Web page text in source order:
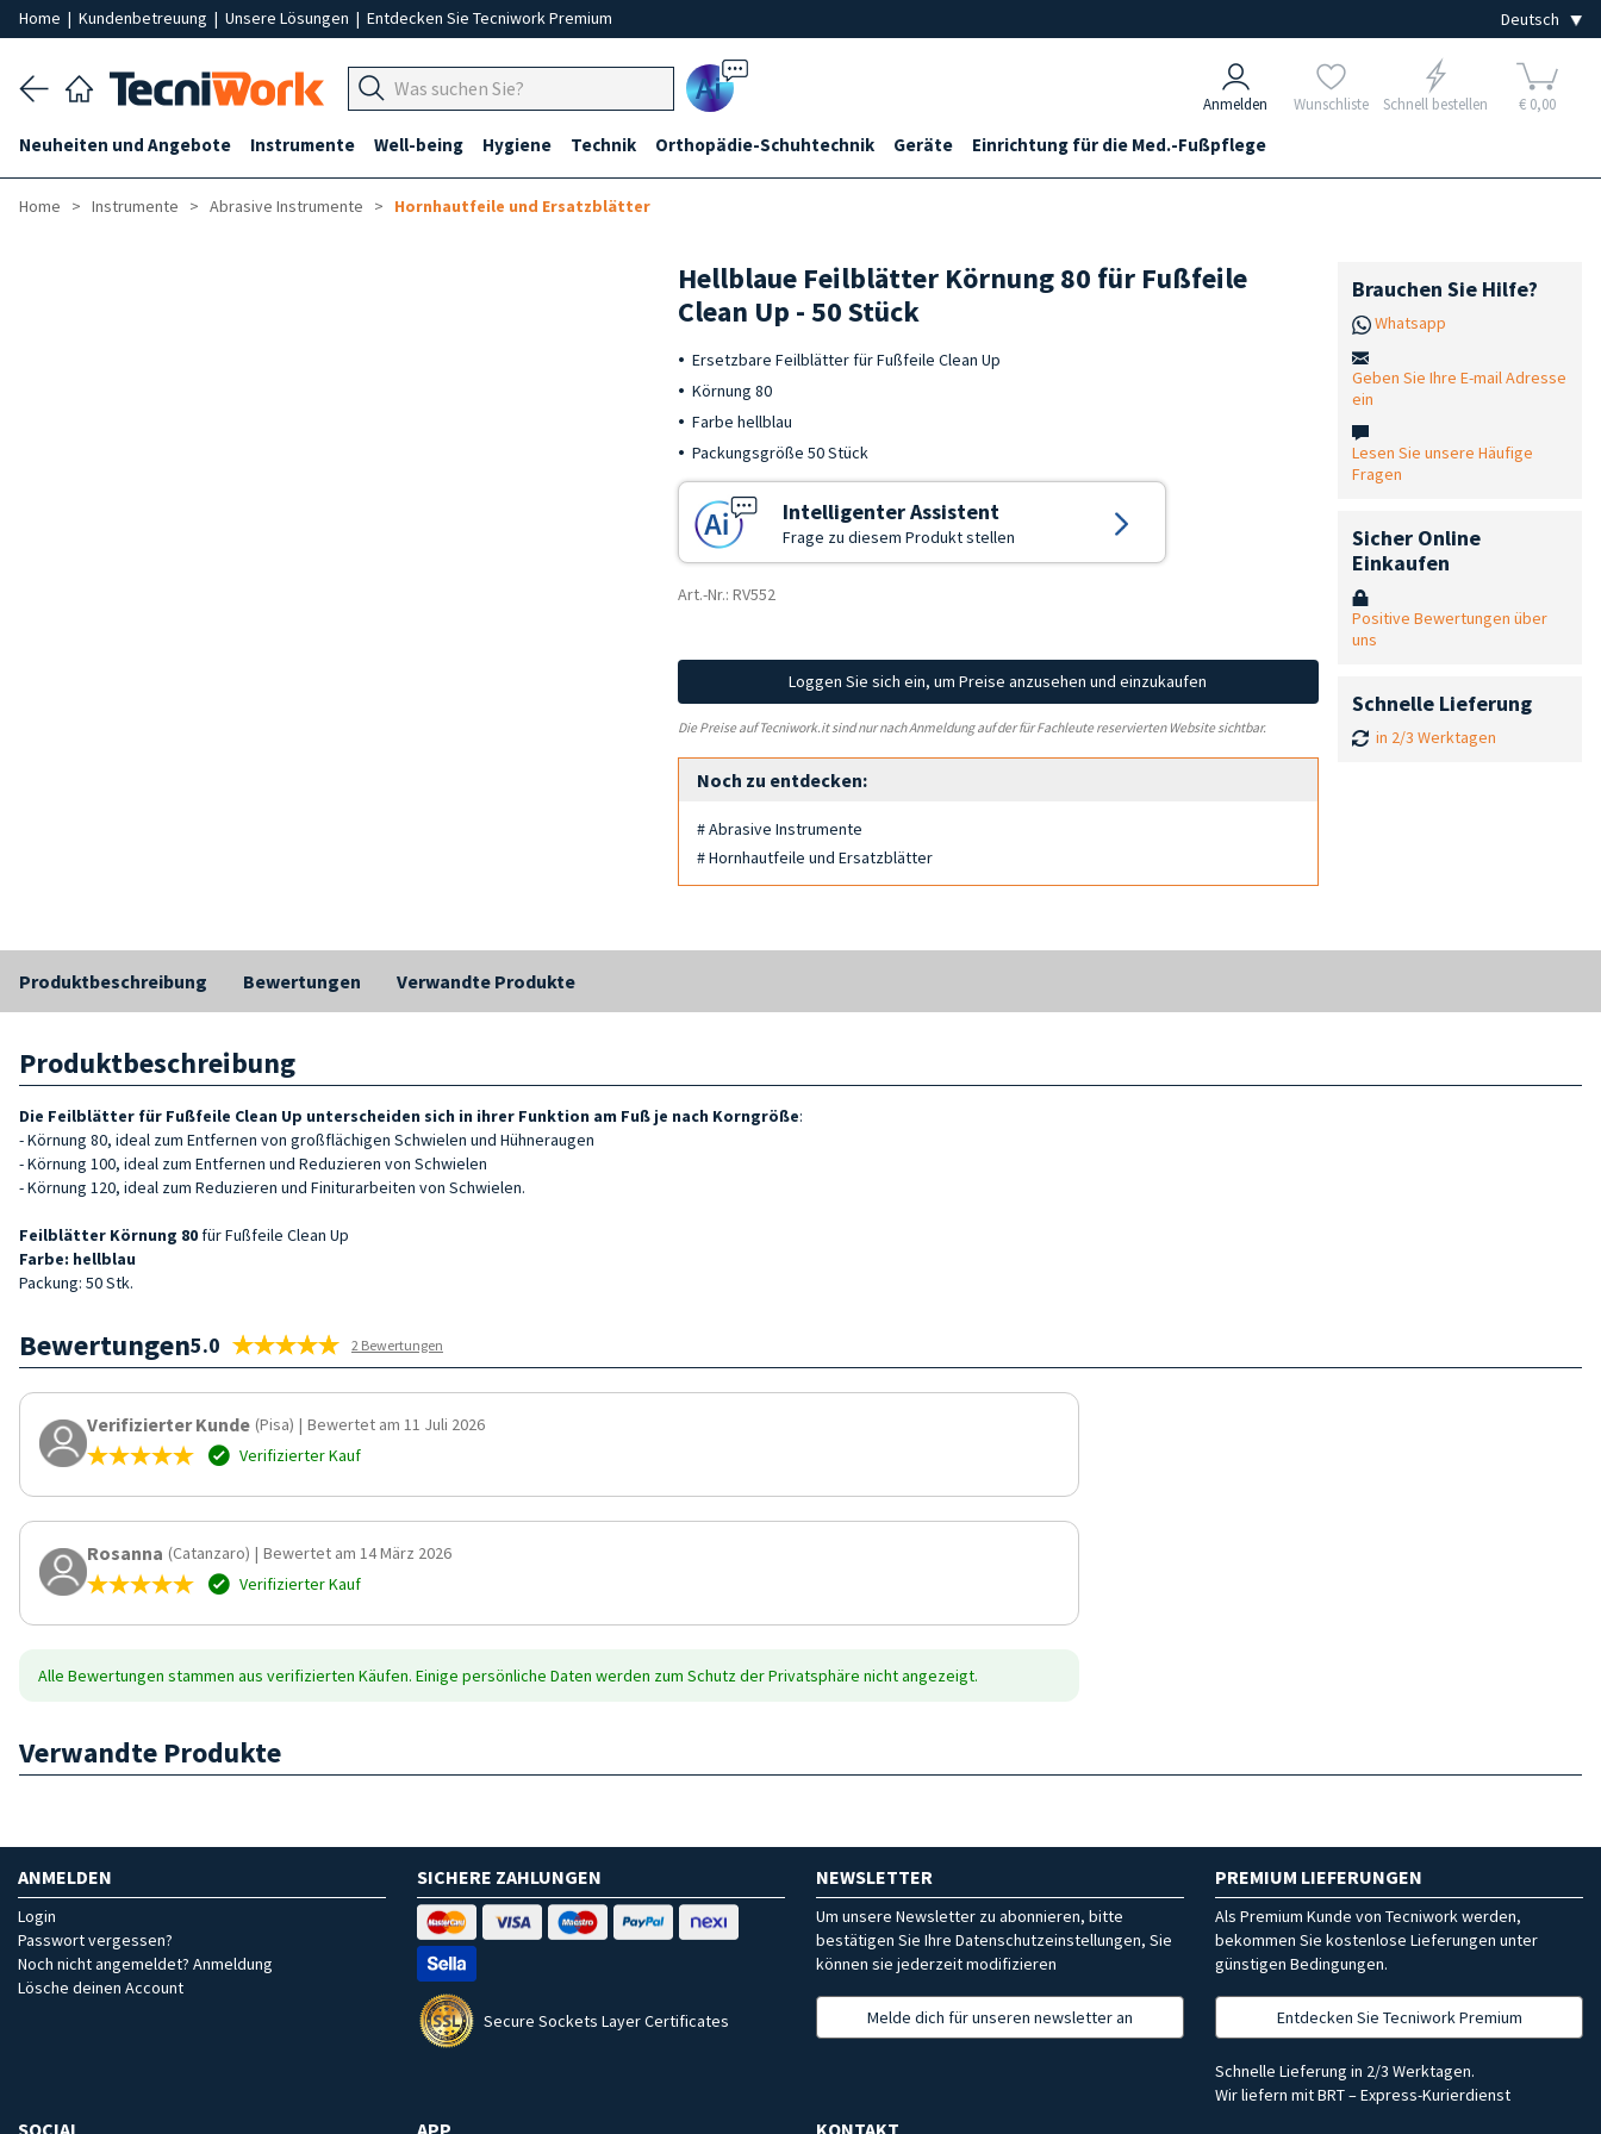
Home | Kundenbetreuung | Unsere Lösungen | Entdecken Sie Tecniwork Premium
Ai Anmelden Wunschliste Schnell bestellen € 0,00
Neuheiten und Angebote Instrumente Well-being Hygiene Technik Orthopädie-Schuhtechnik Geräte Einrichtung für die Med.-Fußpflege
Home Instrumente Abrasive Instrumente Hornhautfeile und Ersatzblätter
Hellblaue Feilblätter Körnung 80 für Fußfeile
Clean Up - 50 Stück
Ersetzbare Feilblätter für Fußfeile Clean Up
Körnung 80
Farbe hellblau
Packungsgröße 50 Stück
Intelligenter Assistent
Frage zu diesem Produkt stellen
Art.-Nr.: RV552
Loggen Sie sich ein, um Preise anzusehen und einzukaufen
Die Preise auf Tecniwork.it sind nur nach Anmeldung auf der für Fachleute reservierten Website sichtbar.
Noch zu entdecken:
# Abrasive Instrumente
# Hornhautfeile und Ersatzblätter
Brauchen Sie Hilfe?
Whatsapp
Geben Sie Ihre E-mail Adresse
ein
Lesen Sie unsere Häufige
Fragen
Sicher Online
Einkaufen
Positive Bewertungen über
uns
Schnelle Lieferung
in 2/3 Werktagen
Produktbeschreibung Bewertungen Verwandte Produkte
Produktbeschreibung
Die Feilblätter für Fußfeile Clean Up unterscheiden sich in ihrer Funktion am Fuß je nach Korngröße:
- Körnung 80, ideal zum Entfernen von großflächigen Schwielen und Hühneraugen
- Körnung 100, ideal zum Entfernen und Reduzieren von Schwielen
- Körnung 120, ideal zum Reduzieren und Finiturarbeiten von Schwielen.
Feilblätter Körnung 80 für Fußfeile Clean Up
Farbe: hellblau
Packung: 50 Stk.
Bewertungen5.0 2 Bewertungen
Verifizierter Kunde (Pisa) | Bewertet am 11 Juli 2026
Verifizierter Kauf
Rosanna (Catanzaro) | Bewertet am 14 März 2026
Verifizierter Kauf
Alle Bewertungen stammen aus verifizierten Käufen. Einige persönliche Daten werden zum Schutz der Privatsphäre nicht angezeigt.
Verwandte Produkte
ANMELDEN
Login
Passwort vergessen?
Noch nicht angemeldet? Anmeldung
Lösche deinen Account
SICHERE ZAHLUNGEN
Secure Sockets Layer Certificates
NEWSLETTER
Um unsere Newsletter zu abonnieren, bitte
bestätigen Sie Ihre Datenschutzeinstellungen, Sie
können sie jederzeit modifizieren
Melde dich für unseren newsletter an
PREMIUM LIEFERUNGEN
Als Premium Kunde von Tecniwork werden,
bekommen Sie kostenlose Lieferungen unter
günstigen Bedingungen.
Entdecken Sie Tecniwork Premium
Schnelle Lieferung in 2/3 Werktagen.
Wir liefern mit BRT – Express-Kurierdienst
SOCIAL APP KONTAKT